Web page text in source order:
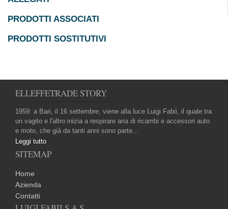
PRODOTTI ASSOCIATI
PRODOTTI SOSTITUTIVI
ELLEFFETRADE STORY
1959: a Bari, il 16 settembre, viene alla luce Luigi Fabii, il quale tra
un vagito e l'altro inizia a respirare aria di ricambi e accessori auto
e moto, che già da tanti anni sono parte...
Leggi tutto
SITEMAP
Home
Azienda
Contatti